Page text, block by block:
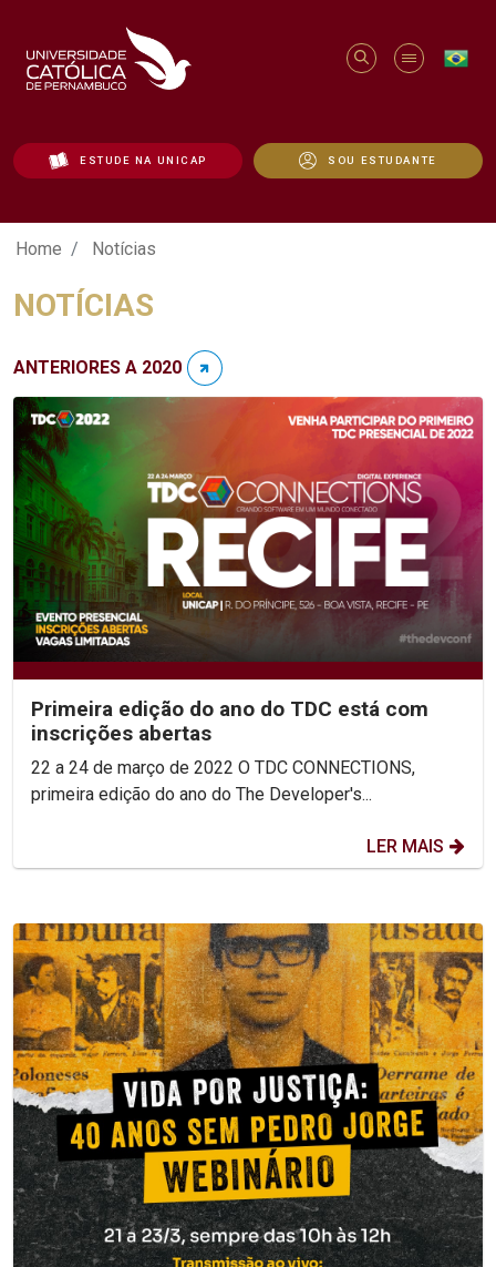
ESTUDE NA UNICAP SOU ESTUDANTE
Notícias - Unicap
Home Notícias
NOTÍCIAS
ANTERIORES A 2020
Primeira edição do ano do TDC está com
inscrições abertas
22 a 24 de março de 2022 O TDC CONNECTIONS,
primeira edição do ano do The Developer's...
LER MAIS